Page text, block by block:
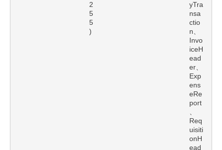
2
5
5
)
yTra
nsa
ctio
n、
Invo
iceH
ead
er、
Exp
ens
eRe
port
Req
uisiti
onH
ead